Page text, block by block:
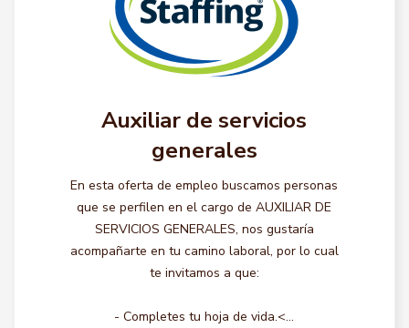
Auxiliar de servicios
generales
En esta oferta de empleo buscamos personas
que se perfilen en el cargo de AUXILIAR DE
SERVICIOS GENERALES, nos gustaría
acompañarte en tu camino laboral, por lo cual
te invitamos a que:
- Completes tu hoja de vida.<...